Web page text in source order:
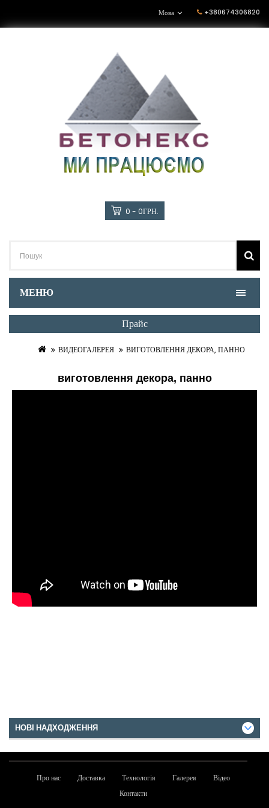
+380674306820
Мова
0 - 0ГРН.
МЕНЮ
Прайс
ВИДЕОГАЛЕРЕЯ ВИГОТОВЛЕННЯ ДЕКОРА, ПАННО
виготовлення декора, панно
НОВІ НАДХОДЖЕННЯ
Про нас Доставка Технологія Галерея
Відео
Контакти